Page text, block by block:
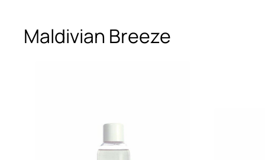
Γωνιακοί καναπέδες κρεβάτι
Κρεβάτια
Παπλωματοθήκες
Σύνθετα – έπιπλα TV
Έπιπλα σαλονιού
Maldivian Breeze